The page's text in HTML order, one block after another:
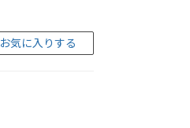
お気に入りする